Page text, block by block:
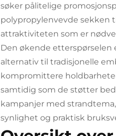
søker pålitelige
polypropylenvevde sekken
attraktiviteten som er
Den økende
alternativ til tradisjonelle
kompromittere
samtidig som de støtter
kampanjer med
synlighet og praktisk